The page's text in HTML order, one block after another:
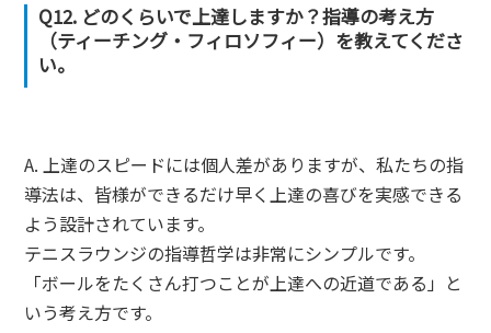
Q12. どのくらいで上達しますか？指導の考え方
（ティーチング・フィロソフィー）を教えてくださ
い。
A. 上達のスピードには個人差がありますが、私たちの指
導法は、皆様ができるだけ早く上達の喜びを実感できる
よう設計されています。
テニスラウンジの指導哲学は非常にシンプルです。
「ボールをたくさん打つことが上達への近道である」と
いう考え方です。